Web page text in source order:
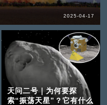
2025-04-17
天问二号｜为何要探
索“振荡天星”？它有什么